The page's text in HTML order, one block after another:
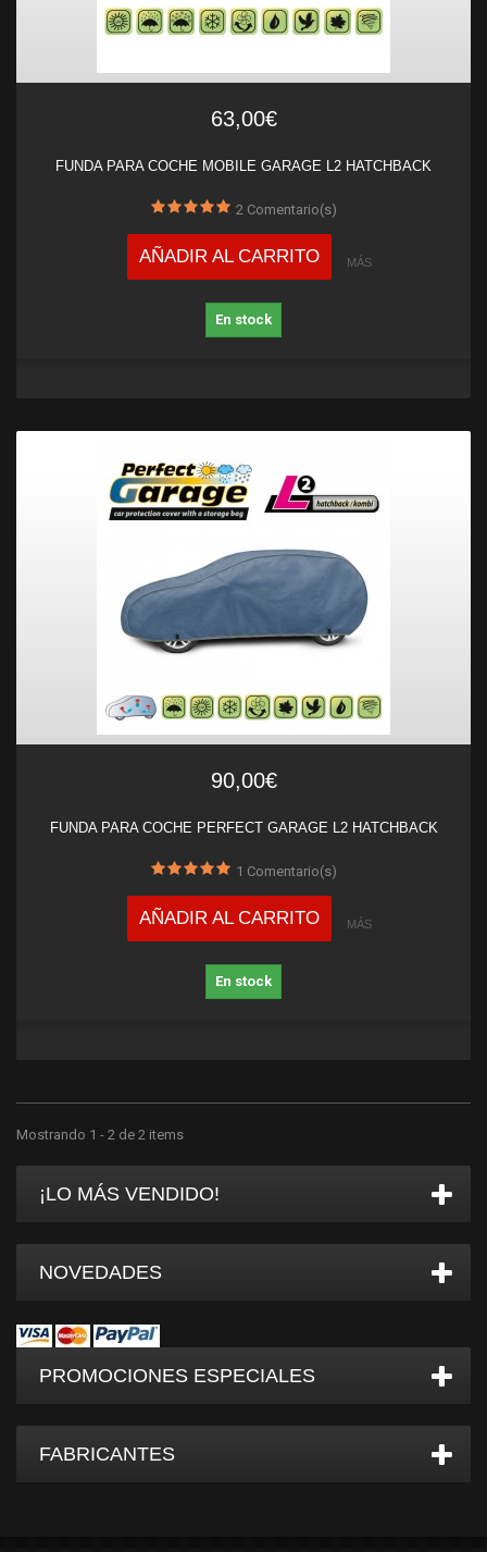
63,00€
FUNDA PARA COCHE MOBILE GARAGE L2 HATCHBACK
2Comentario(s)
AÑADIR AL CARRITO MÁS
En stock
90,00€
FUNDA PARA COCHE PERFECT GARAGE L2 HATCHBACK
1 Comentario(s)
AÑADIR AL CARRITO MÁS
En stock
Mostrando 1 - 2 de 2 items
¡LO MÁS VENDIDO!
NOVEDADES
PROMOCIONES ESPECIALES
FABRICANTES